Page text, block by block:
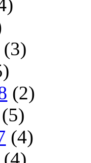
(3)
(2)
(5)
(4)
(4)